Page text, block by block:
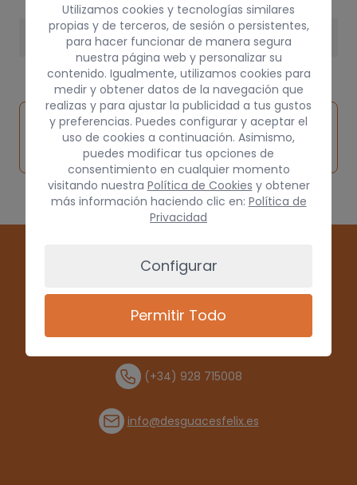
PESO
Inspeccionar
vehículo de
Solicitar
pieza
Consultar
por
(+34) 928 715008
info@desguacesfelix.es
Utilizamos cookies y tecnologías similares
propias y de terceros, de sesión o persistentes,
para hacer funcionar de manera segura
nuestra página web y personalizar su
contenido. Igualmente, utilizamos cookies para
medir y obtener datos de la navegación que
realizas y para ajustar la publicidad a tus gustos
y preferencias. Puedes configurar y aceptar el
uso de cookies a continuación. Asimismo,
puedes modificar tus opciones de
consentimiento en cualquier momento
visitando nuestra Política de Cookies y obtener
más información haciendo clic en: Política de
Privacidad
Configurar
Permitir Todo